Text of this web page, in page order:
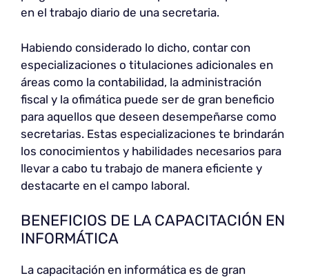
en el trabajo diario de una secretaria.
Habiendo considerado lo dicho, contar con
especializaciones o titulaciones adicionales en
áreas como la contabilidad, la administración
fiscal y la ofimática puede ser de gran beneficio
para aquellos que deseen desempeñarse como
secretarias. Estas especializaciones te brindarán
los conocimientos y habilidades necesarios para
llevar a cabo tu trabajo de manera eficiente y
destacarte en el campo laboral.
BENEFICIOS DE LA CAPACITACIÓN EN
INFORMÁTICA
La capacitación en informática es de gran